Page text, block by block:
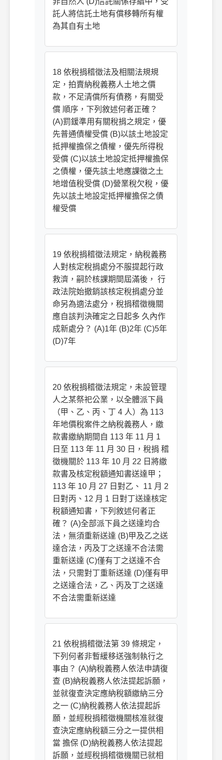
託人將信託土地有償移轉所有權
為其自有土地
18 依稅捐稽徵法及相關法規規
定，拍賣納稅義務人土地之價
款，不足清償所有債務，有關受
償 順序，下列敘述何者正確？
(A)罰鍰準用有關稅捐之規定，優
先普通債權受償 (B)以該土地設定
抵押權擔保之債權，優先所得稅
受償 (C)以該土地設定抵押權擔保
之債權，優先該土地應課徵之土
地增值稅受償 (D)營業稅欠稅，優
先以該土地設定抵押權擔保之債
權受償
19 依稅捐稽徵法規定，納稅義務
人對核定稅捐處分不服提起行政
救濟，嗣於核課期間屆滿後， 行
政法院始撤銷該核定稅捐處分並
命另為適法處分，稅捐稽徵機關
應自該判決確定之日起多 久內作
成新處分？ (A)1年 (B)2年 (C)5年
(D)7年
20 依稅捐稽徵法規定，未設管理
人之某祭祀公業，以全體派下員
（甲、乙、丙、丁 4 人）為 113
年地價稅案件之納稅義務人，繳
款書繳納期間自 113 年 11 月 1
日至 113 年 11 月 30 日，稅捐 稽
徵機關於 113 年 10 月 22 日將繳
款書及核定稅額通知書送達甲；
113 年 10 月 27 日對乙、 11 月 2
日對丙、12 月 1 日對丁送達核定
稅額通知書，下列敘述何者正
確？ (A)全部派下員之送達均合
法，無須重新送達 (B)甲及乙之送
達合法，丙及丁之送達不合法需
重新送達 (C)僅有丁之送達不合
法，只需對丁重新送達 (D)僅有甲
之送達合法，乙、丙及丁之送達
不合法需重新送達
21 依稅捐稽徵法第 39 條規定，
下列何者非暫緩移送強制執行之
事由？ (A)納稅義務人依法申請復
查 (B)納稅義務人依法提起訴願，
並就復查決定應納稅額繳納三分
之一 (C)納稅義務人依法提起訴
願，並經稅捐稽徵機關核准就復
查決定應納稅額三分之一提供相
當 擔保 (D)納稅義務人依法提起
訴願，並經稅捐稽徵機關已就相